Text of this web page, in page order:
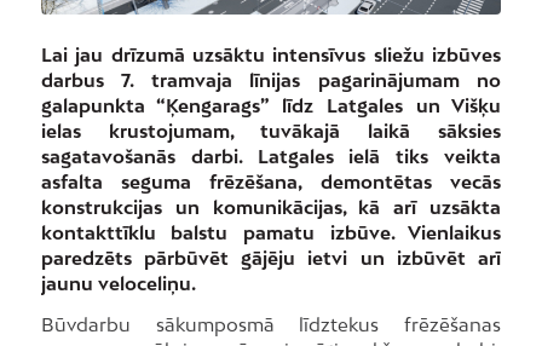
Lai jau drīzumā uzsāktu intensīvus sliežu izbūves
darbus 7. tramvaja līnijas pagarinājumam no
galapunkta “Ķengarags” līdz Latgales un Višķu
ielas krustojumam, tuvākajā laikā sāksies
sagatavošanās darbi. Latgales ielā tiks veikta
asfalta seguma frēzēšana, demontētas vecās
konstrukcijas un komunikācijas, kā arī uzsākta
kontakttīklu balstu pamatu izbūve. Vienlaikus
paredzēts pārbūvēt gājēju ietvi un izbūvēt arī
jaunu veloceliņu.
Būvdarbu sākumposmā līdztekus frēzēšanas